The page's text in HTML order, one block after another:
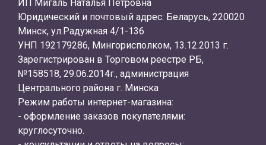
ИП Мигаль Наталья Петровна
Юридический и почтовый адрес: Беларусь, 220020
Минск, ул.Радужная 4/1-136
УНП 192179286, Мингорисполком, 13.12.2013 г.
Зарегистрирован в Торговом реестре РБ,
№158518, 29.06.2014г., администрация
Центрального района г. Минска
Режим работы интернет-магазина:
- оформление заказов покупателями:
круглосуточно.